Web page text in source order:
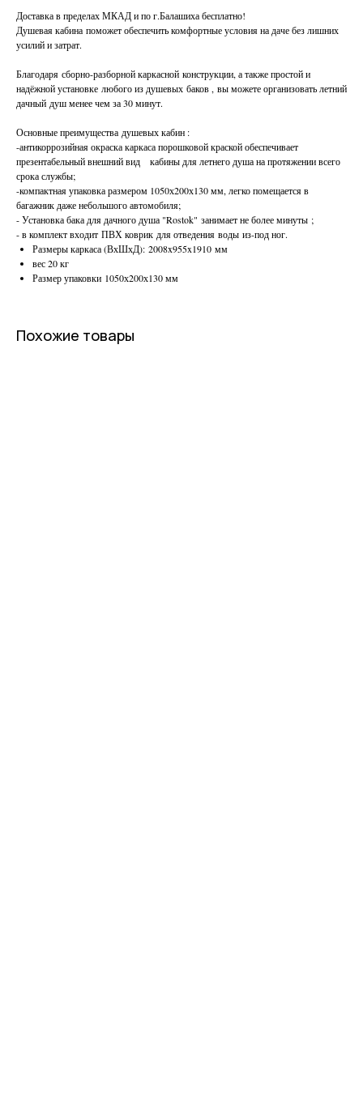
Доставка в пределах МКАД и по г.Балашиха бесплатно!
Душевая кабина поможет обеспечить комфортные условия на даче без лишних
усилий и затрат.
Благодаря сборно-разборной каркасной конструкции, а также простой и
надёжной установке любого из душевых баков , вы можете организовать летний
дачный душ менее чем за 30 минут.
Основные преимущества душевых кабин :
-антикоррозийная окраска каркаса порошковой краской обеспечивает
презентабельный внешний вид кабины для летнего душа на протяжении всего
срока службы;
-компактная упаковка размером 1050х200х130 мм, легко помещается в
багажник даже небольшого автомобиля;
- Установка бака для дачного душа "Rostok" занимает не более минуты ;
- в комплект входит ПВХ коврик для отведения воды из-под ног.
Размеры каркаса (ВхШхД): 2008x955x1910 мм
вес 20 кг
Размер упаковки 1050х200х130 мм
Похожие товары